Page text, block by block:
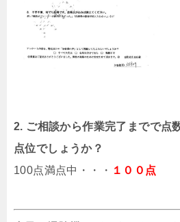
2. ご相談から作業完了までで点
点位でしょうか？
100点満点中・・・ １００点